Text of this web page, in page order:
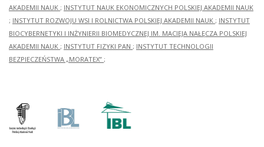
AKADEMII NAUK ; INSTYTUT NAUK EKONOMICZNYCH POLSKIEJ AKADEMII NAUK
; INSTYTUT ROZWOJU WSI I ROLNICTWA POLSKIEJ AKADEMII NAUK ; INSTYTUT
BIOCYBERNETYKI I INŻYNIERII BIOMEDYCZNEJ IM. MACIEJA NAŁĘCZA POLSKIEJ
AKADEMII NAUK ; INSTYTUT FIZYKI PAN ; INSTYTUT TECHNOLOGII
BEZPIECZEŃSTWA „MORATEX” ;